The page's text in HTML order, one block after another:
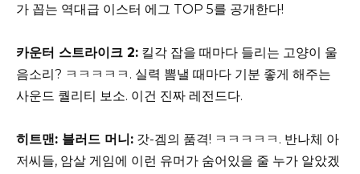
가 꼽는 역대급 이스터 에그 TOP 5를 공개한다!
카운터 스트라이크 2: 킬각 잡을 때마다 들리는 고양이 울
음소리? ㅋㅋㅋㅋㅋ. 실력 뽐낼 때마다 기분 좋게 해주는
사운드 퀄리티 보소. 이건 진짜 레전드다.
히트맨: 블러드 머니: 갓-겜의 품격! ㅋㅋㅋㅋㅋ. 반나체 아
저씨들, 암살 게임에 이런 유머가 숨어있을 줄 누가 알았겠